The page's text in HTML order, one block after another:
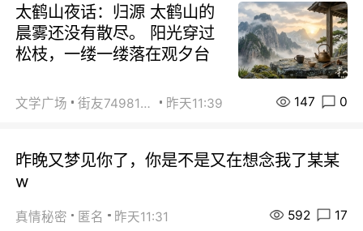
太鹤山夜话：归源 太鹤山的
晨雾还没有散尽。 阳光穿过
松枝，一缕一缕落在观夕台
文学广场 街友74981146 昨天11:39 147 0
昨晚又梦见你了，你是不是又在想念我了某某
w
真情秘密 匿名 昨天11:31 592 17